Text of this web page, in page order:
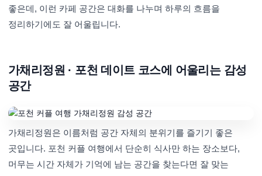
좋은데, 이런 카페 공간은 대화를 나누며 하루의 흐름을
정리하기에도 잘 어울립니다.
가채리정원 · 포천 데이트 코스에 어울리는 감성
공간
가채리정원은 이름처럼 공간 자체의 분위기를 즐기기 좋은
곳입니다. 포천 커플 여행에서 단순히 식사만 하는 장소보다,
머무는 시간 자체가 기억에 남는 공간을 찾는다면 잘 맞는